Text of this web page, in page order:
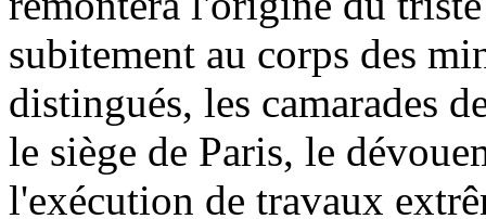
subitement au corps des
distingués, les camarades
le siège de Paris, le
l'exécution de travaux